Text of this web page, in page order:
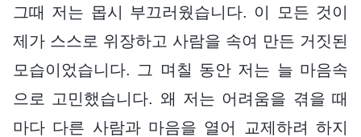
그때 저는 몹시 부끄러웠습니다. 이 모든 것이
제가 스스로 위장하고 사람을 속여 만든 거짓된
모습이었습니다. 그 며칠 동안 저는 늘 마음속
으로 고민했습니다. 왜 저는 어려움을 겪을 때
마다 다른 사람과 마음을 열어 교제하려 하지